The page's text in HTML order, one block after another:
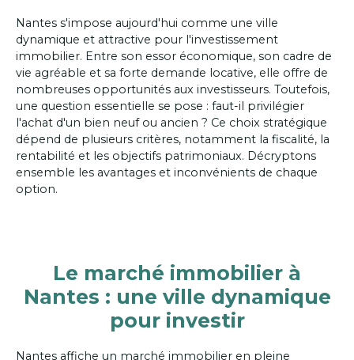
Nantes s'impose aujourd'hui comme une ville
dynamique et attractive pour l'investissement
immobilier. Entre son essor économique, son cadre de
vie agréable et sa forte demande locative, elle offre de
nombreuses opportunités aux investisseurs. Toutefois,
une question essentielle se pose : faut-il privilégier
l'achat d'un bien neuf ou ancien ? Ce choix stratégique
dépend de plusieurs critères, notamment la fiscalité, la
rentabilité et les objectifs patrimoniaux. Décryptons
ensemble les avantages et inconvénients de chaque
option.
Le marché immobilier à
Nantes : une ville dynamique
pour investir
Nantes affiche un marché immobilier en pleine